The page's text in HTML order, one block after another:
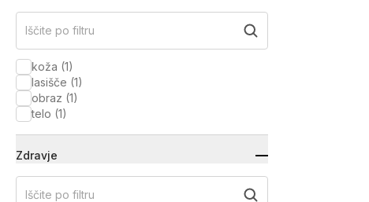
Iščite po filtru
koža (1)
lasišče (1)
obraz (1)
telo (1)
Zdravje
Iščite po filtru